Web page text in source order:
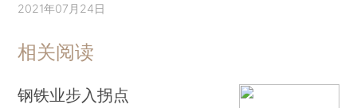
2021年07月24日
相关阅读
钢铁业步入拐点